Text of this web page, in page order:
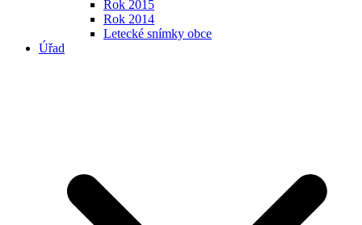
Rok 2015
Rok 2014
Letecké snímky obce
Úřad